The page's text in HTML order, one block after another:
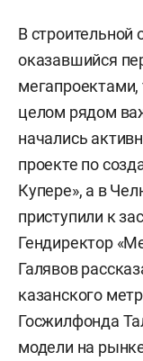
В строительной
оказавшийся
целом рядом
начались
проекте по
Купере», а в
приступили к
Гендиректор
Галявов
казанского
Госжилфонда
модели на